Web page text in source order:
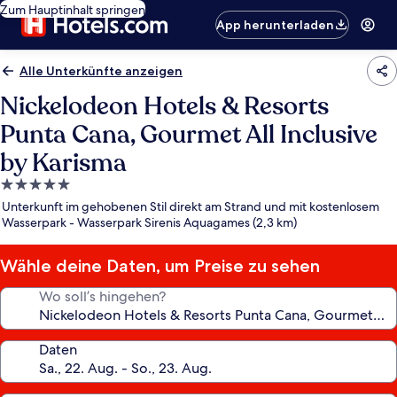
Zum Hauptinhalt springen
App herunterladen
Alle Unterkünfte anzeigen
Nickelodeon Hotels & Resorts
Punta Cana, Gourmet All Inclusive
by Karisma
5.0-
Sterne-
Unterkunft
Unterkunft im gehobenen Stil direkt am Strand und mit kostenlosem
Wasserpark - Wasserpark Sirenis Aquagames (2,3 km)
Wähle deine Daten, um Preise zu sehen
Wo soll’s hingehen?
Daten